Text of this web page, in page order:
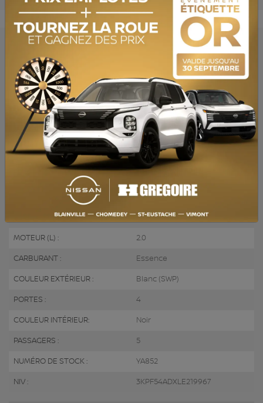
SPÉCIFICATIONS
ANNÉE : 2020
ODOMÈTRE: 175 360 km
Traction avant
4 Cylindres
MOTEUR (L) : 2.0
CARBURANT : Essence
COULEUR EXTÉRIEUR : Blanc (SWP)
PORTES : 4
COULEUR INTÉRIEUR: Noir
PASSAGERS : 5
NUMÉRO DE STOCK : YA852
NIV : 3KPF54ADXLE219967